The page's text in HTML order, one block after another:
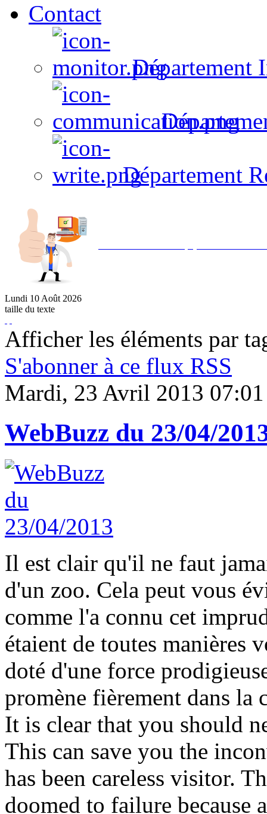
Contact
Département
Département
Lundi 10 Août 2026
taille du texte
Afficher les éléments par
S'abonner à ce flux RSS
Mardi, 23 Avril 2013 07:01
WebBuzz du 23/04/
Il est clair qu'il ne faut
d'un zoo. Cela peut vous
comme l'a connu cet
étaient de toutes manières
doté d'une force
promène fièrement dans la
It is clear that you should
This can save you the
has been careless visitor.
doomed to failure because